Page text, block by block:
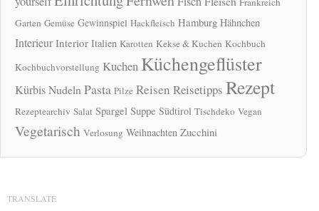
Garten Gemüse Gewinnspiel Hackfleisch Hamburg Hähnchen
Interieur Interior Italien Karotten Kekse & Kuchen Kochbuch
Kochbuchvorstellung Kuchen Küchengeflüster
KürbisNudeln Pasta Pilze Reisen Reisetipps Rezept
Rezeptearchiv Salat Spargel Suppe Südtirol Tischdeko Vegan
Vegetarisch Verlosung Weihnachten Zucchini
TRANSLATE